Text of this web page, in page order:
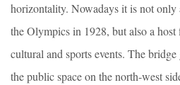
horizontality. Nowadays it is not only
the Olympics in 1928, but also a host
cultural and sports events. The bridge
the public space on the north-west